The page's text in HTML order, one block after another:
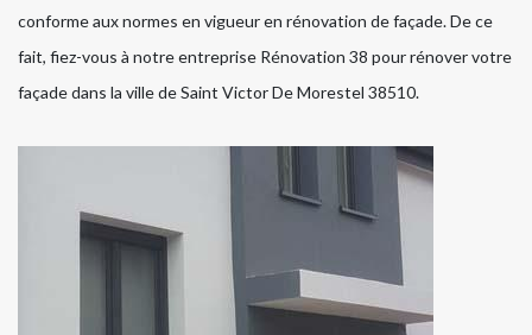
conforme aux normes en vigueur en rénovation de façade. De ce
fait, fiez-vous à notre entreprise Rénovation 38 pour rénover votre
façade dans la ville de Saint Victor De Morestel 38510.